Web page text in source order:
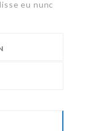
eu nunc